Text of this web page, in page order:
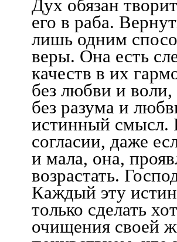
Дух обязан
его в раба.
лишь одним
веры. Она есть
качеств в их
без любви и
без разума и
истинный смысл.
согласии, даже
и мала, она,
возрастать.
Каждый эту
только сделать
очищения своей